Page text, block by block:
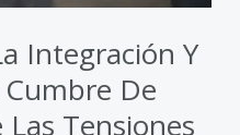
Integración Y
De
Tensiones